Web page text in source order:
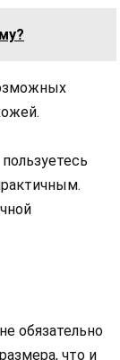
обязательно
что и